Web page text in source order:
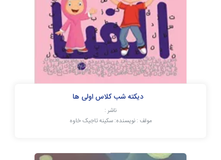
دیکته شب کلاس اولی ها
ناشر :
مولف : نویسنده: سکینه تاجیک خاوه